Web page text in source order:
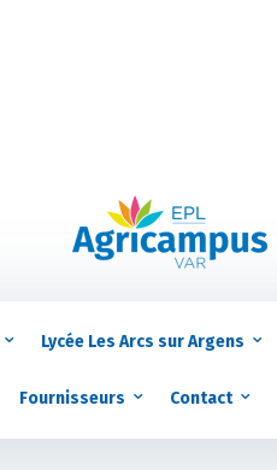
Lycée Les Arcs sur Argens
Fournisseurs Contact